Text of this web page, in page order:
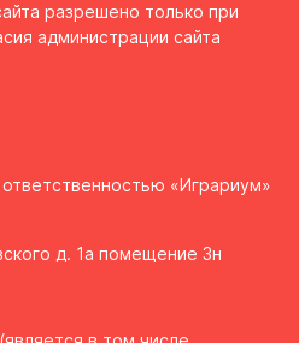
разрешено только при
администрации сайта
«Играриум»
д. 1а помещение 3н